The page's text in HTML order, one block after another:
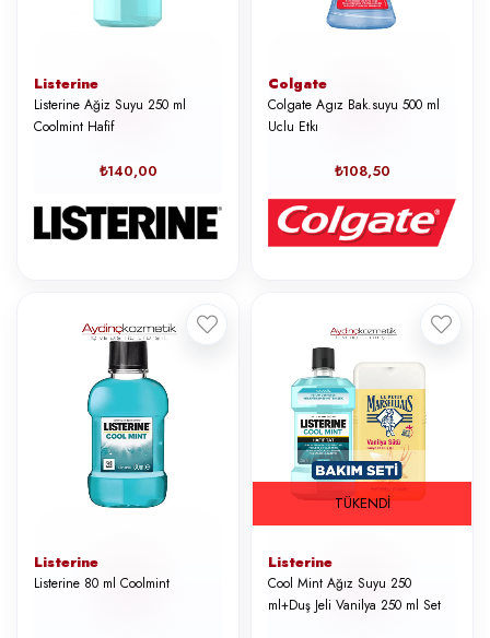
Listerine
Listerine Ağiz Suyu 250 ml
Coolmint Hafif
₺140,00
Colgate
Colgate Agız Bak.suyu 500 ml
Uclu Etkı
₺108,50
Listerine
Listerine 80 ml Coolmint
TÜKENDI
Listerine
Cool Mint Ağız Suyu 250
ml+Duş Jeli Vanilya 250 ml Set